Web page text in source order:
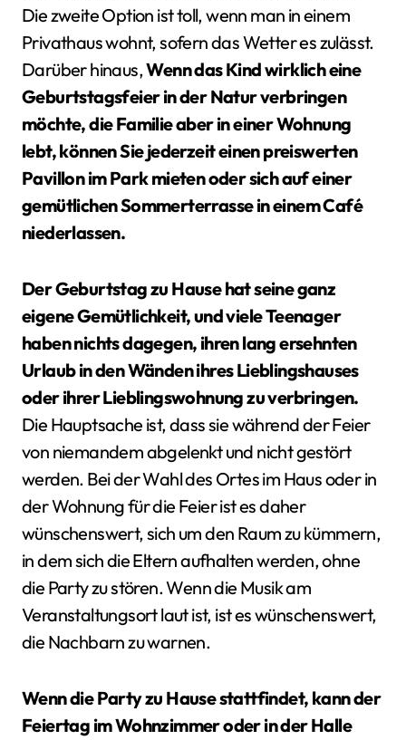
Die zweite Option ist toll, wenn man in einem
Privathaus wohnt, sofern das Wetter es zulässt.
Darüber hinaus,Wenn das Kind wirklich eine
Geburtstagsfeier in der Natur verbringen
möchte, die Familie aber in einer Wohnung
lebt, können Sie jederzeit einen preiswerten
Pavillon im Park mieten oder sich auf einer
gemütlichen Sommerterrasse in einem Café
niederlassen.
Der Geburtstag zu Hause hat seine ganz
eigene Gemütlichkeit, und viele Teenager
haben nichts dagegen, ihren lang ersehnten
Urlaub in den Wänden ihres Lieblingshauses
oder ihrer Lieblingswohnung zu verbringen.
Die Hauptsache ist, dass sie während der Feier
von niemandem abgelenkt und nicht gestört
werden. Bei der Wahl des Ortes im Haus oder in
der Wohnung für die Feier ist es daher
wünschenswert, sich um den Raum zu kümmern,
in dem sich die Eltern aufhalten werden, ohne
die Party zu stören. Wenn die Musik am
Veranstaltungsort laut ist, ist es wünschenswert,
die Nachbarn zu warnen.
Wenn die Party zu Hause stattfindet, kann der
Feiertag im Wohnzimmer oder in der Halle